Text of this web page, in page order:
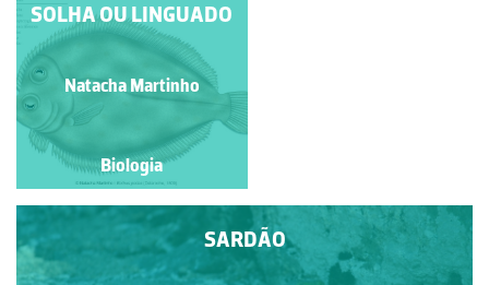
PALOMENA PRASINA
Manuela Lopes
Biologia
SOLHA OU LINGUADO
Natacha Martinho
Biologia
SARDÃO